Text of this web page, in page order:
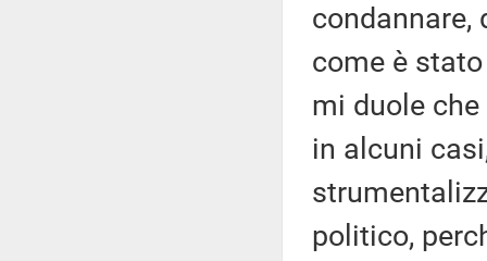
condannare,
come è
mi duole
in alcuni
politico,